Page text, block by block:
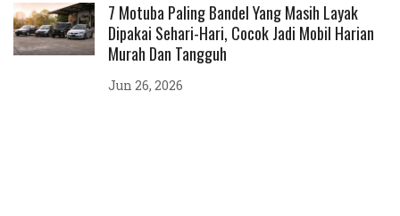
7 Motuba Paling Bandel Yang Masih Layak
Dipakai Sehari-Hari, Cocok Jadi Mobil Harian
Murah Dan Tangguh
Jun 26, 2026